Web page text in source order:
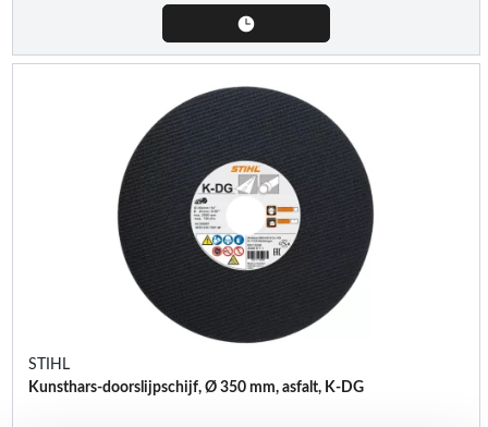
STIHL
Kunsthars-doorslijpschijf, Ø 350 mm, asfalt, K-DG